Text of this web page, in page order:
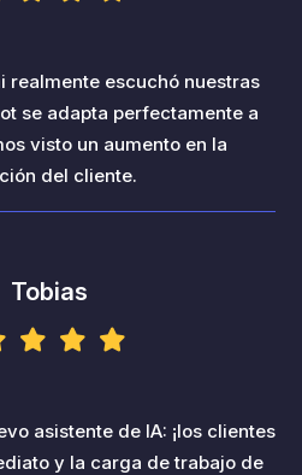
realmente escuchó nuestras
se adapta perfectamente a
visto un aumento en la
del cliente.
Tobias
asistente de IA: ¡los clientes
y la carga de trabajo de